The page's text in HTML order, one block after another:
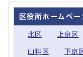
区役所ホームペー
北区 上京区
山科区 下京